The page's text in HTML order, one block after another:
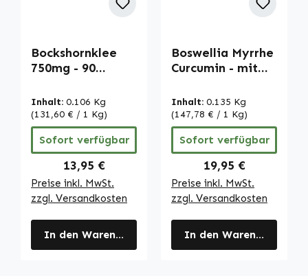
Bockshornklee
750mg - 90
hochdosiert &
vegan | Warnke
Vitalstoffe
Inhalt: 0.106 Kg
(131,60 € / 1 Kg)
Sofort verfügbar
Regulärer Preis:
13,95 €
Preise inkl. MwSt.
zzgl. Versandkosten
In den Warenkorb
Boswellia Myrrhe
Curcumin - mit
Tabletten |
Warnke
Vitalstoffe
Inhalt: 0.135 Kg
(147,78 € / 1 Kg)
Sofort verfügbar
Regulärer Preis:
19,95 €
Preise inkl. MwSt.
zzgl. Versandkosten
In den Warenkorb